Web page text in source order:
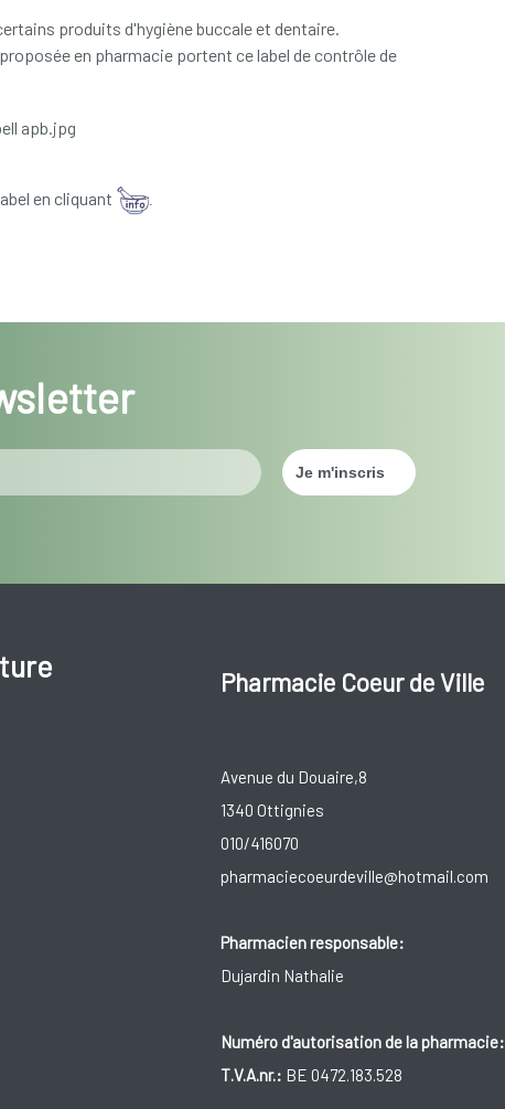
produits d'hygiène buccale et dentaire.
en pharmacie portent ce label de contrôle de
en cliquant .
Pharmacie Coeur de Ville
Avenue du Douaire,8
1340 Ottignies
010/416070
pharmaciecoeurdeville@hotmail.com
Pharmacien responsable:
Dujardin Nathalie
Numéro d'autorisation de la pharmacie:
T.V.A.nr.: BE 0472.183.528